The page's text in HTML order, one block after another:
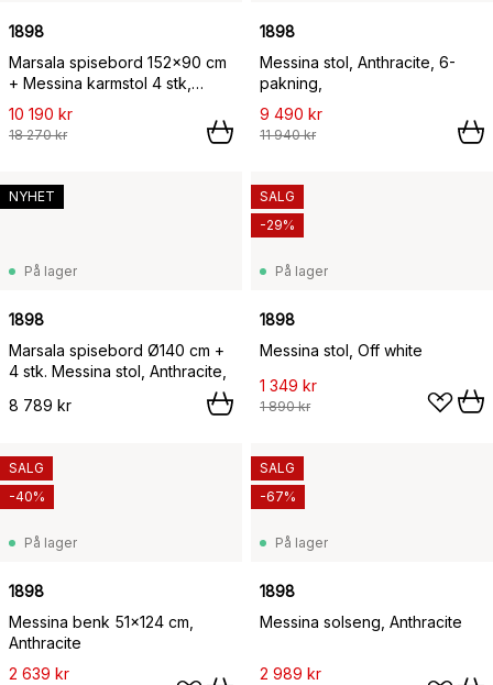
1898
Marsala spisebord 152x90 cm
+ Messina karmstol 4 stk,
Anthracite,
10 190 kr
18 270 kr
1898
Messina stol, Anthracite, 6-
pakning,
9 490 kr
11 940 kr
På lager
1898
Marsala spisebord Ø140 cm +
4 stk. Messina stol, Anthracite,
8 789 kr
NYHET
På lager
1898
Messina stol, Off white
1 349 kr
1 890 kr
SALG
-29%
På lager
1898
Messina benk 51x124 cm,
Anthracite
2 639 kr
SALG
-40%
På lager
1898
Messina solseng, Anthracite
2 989 kr
SALG
-67%